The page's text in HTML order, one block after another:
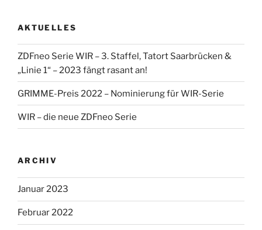
Facebook
anzeigen
Twitter
anzeigen
Instagram
anzeigen
YouTube
anzeigen
AKTUELLES
ZDFneo Serie WIR – 3. Staffel, Tatort Saarbrücken &
„Linie 1“ – 2023 fängt rasant an!
GRIMME-Preis 2022 – Nominierung für WIR-Serie
WIR – die neue ZDFneo Serie
ARCHIV
Januar 2023
Februar 2022